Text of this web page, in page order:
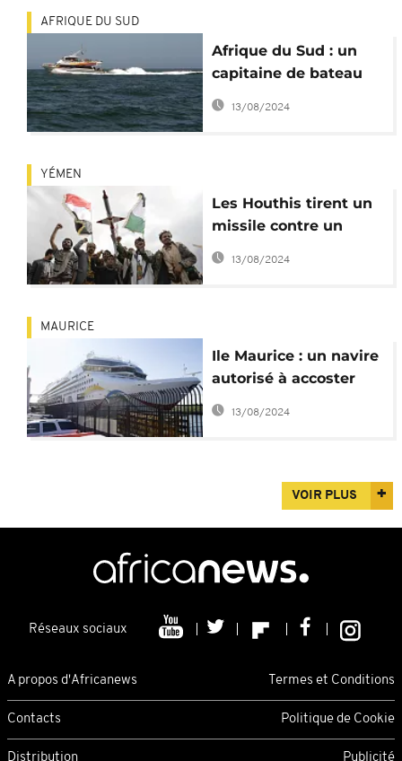
AFRIQUE DU SUD
Afrique du Sud : un
capitaine de bateau
porté disparu
13/08/2024
YÉMEN
Les Houthis tirent un
missile contre un
navire sous pavillon
libérien
13/08/2024
MAURICE
Ile Maurice : un navire
autorisé à accoster
après des craintes de
13/08/2024
VOIR PLUS
Réseaux sociaux
A propos d'Africanews Termes et Conditions
Contacts Politique de Cookie
Distribution Publicité